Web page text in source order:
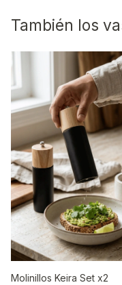
También los
Molinillos Keira Set x2